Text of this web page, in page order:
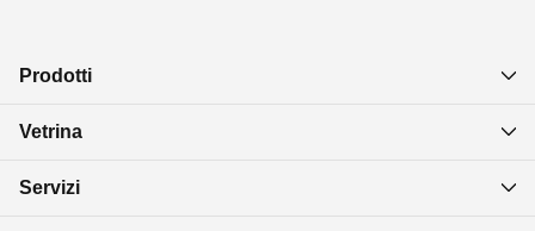
Prodotti
Vetrina
Servizi